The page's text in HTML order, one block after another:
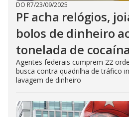
DO R7/23/09/2025
PF acha relógios,
bolos de dinheiro
tonelada de
Agentes federais cumprem 22
busca contra quadrilha de tráfico
lavagem de dinheiro